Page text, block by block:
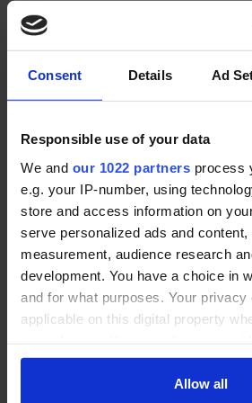
Consent Details Ad
Responsible use of your data
We and our 1022 partners process
e.g. your IP-number, using
store and access information on
serve personalized ads and content,
measurement, audience research
development. You have a choice in
and for what purposes. Your
applicable on this digital property
any time from the Cookie
Allow all
Nachname *
E-Mail (Sie bekommen eine Mail
Ich bin Kunde/Interessent
stimme den
Datenschutzbestimmungen
BEWERTUNG ABGEBEN
Angebots-Service